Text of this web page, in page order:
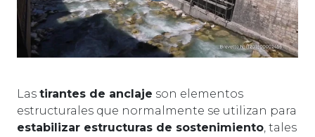
Las tirantes de anclaje son elementos
estructurales que normalmente se utilizan para
estabilizar estructuras de sostenimiento, tales